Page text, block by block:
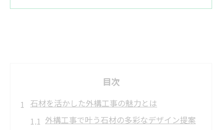
目次
石材を活かした外構工事の魅力とは
外構工事で叶う石材の多彩なデザイン提案